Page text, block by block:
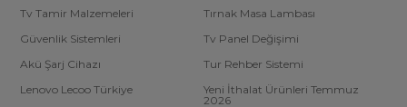
Tv Tamir Malzemeleri
Tırnak Masa Lambası
Güvenlik Sistemleri
Tv Panel Değişimi
Akü Şarj Cihazı
Tur Rehber Sistemi
Lenovo Lecoo Türkiye
Yeni İthalat Ürünleri Temmuz
2026